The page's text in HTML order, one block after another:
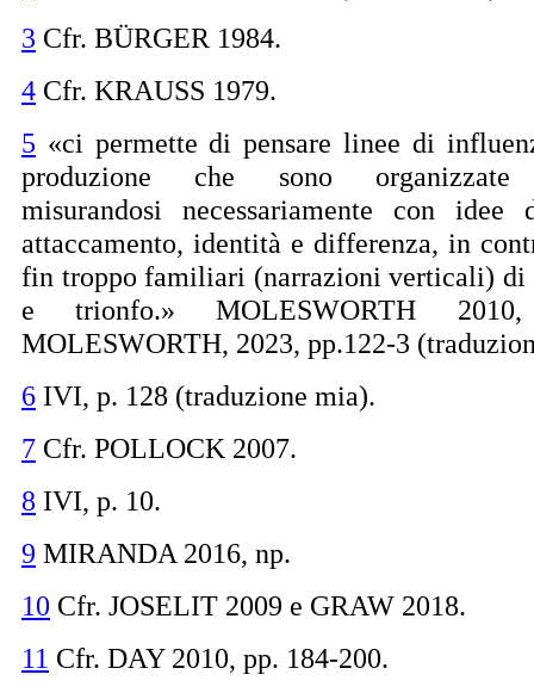
3 Cfr. BÜRGER 1984.
4 Cfr. KRAUSS 1979.
5 «ci permette di pensare linee di
produzione che sono organizzate
misurandosi necessariamente con idee
attaccamento, identità e differenza, in
fin troppo familiari (narrazioni verticali) di
e trionfo.» MOLESWORTH
MOLESWORTH, 2023, pp.122-3
6 IVI, p. 128 (traduzione mia).
7 Cfr. POLLOCK 2007.
8 IVI, p. 10.
9 MIRANDA 2016, np.
10 Cfr. JOSELIT 2009 e GRAW 2018.
11 Cfr. DAY 2010, pp. 184-200.